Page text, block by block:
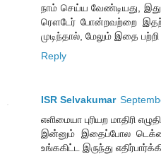
நாம் செய்ய வேண்டியது,
ரௌடேர் போன்றவற்றை
முடிந்தால், மேலும் இதை
Reply
ISR Selvakumar
எளிமையா புரியற மாதிரி
இன்னும் இதைப்போல
உங்ககிட்ட இருந்து